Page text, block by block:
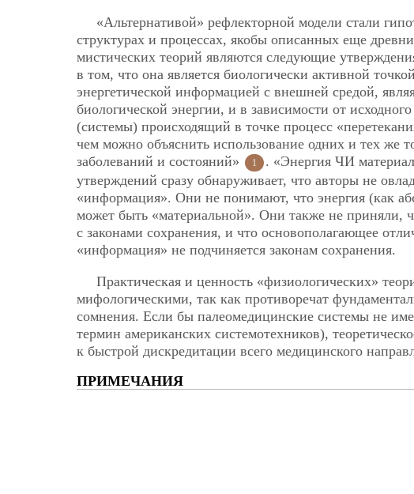
«Альтернативой» рефлекторной модели стали
структурах и процессах, якобы описанных еще
мистических теорий являются следующие
в том, что она является биологически активной
энергетической информацией с внешней средой,
биологической энергии, и в зависимости от
(системы) происходящий в точке процесс
чем можно объяснить использование одних и тех же
заболеваний и состояний»
1 . «Энергия ЧИ
утверждений сразу обнаруживает, что авторы не
«информация». Они не понимают, что энергия (как
может быть «материальной». Они также не приняли,
с законами сохранения, и что основополагающее
«информация» не подчиняется законам сохранения.
Практическая и ценность «физиологических»
мифологическими, так как противоречат
сомнения. Если бы палеомедицинские системы не
термин американских системотехников),
к быстрой дискредитации всего медицинского
ПРИМЕЧАНИЯ